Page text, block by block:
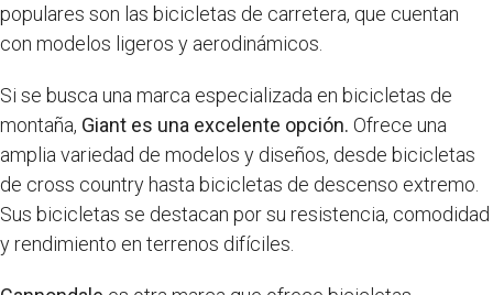
populares son las bicicletas de carretera, que cuentan
con modelos ligeros y aerodinámicos.
Si se busca una marca especializada en bicicletas de
montaña, Giant es una excelente opción. Ofrece una
amplia variedad de modelos y diseños, desde bicicletas
de cross country hasta bicicletas de descenso extremo.
Sus bicicletas se destacan por su resistencia, comodidad
y rendimiento en terrenos difíciles.